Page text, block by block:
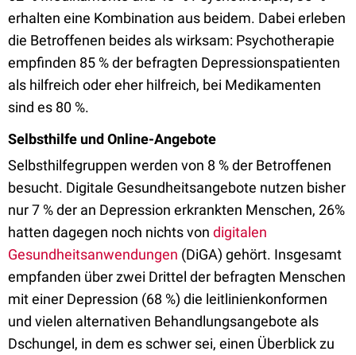
erhalten eine Kombination aus beidem. Dabei erleben
die Betroffenen beides als wirksam: Psychotherapie
empfinden 85 % der befragten Depressionspatienten
als hilfreich oder eher hilfreich, bei Medikamenten
sind es 80 %.
Selbsthilfe und Online-Angebote
Selbsthilfegruppen werden von 8 % der Betroffenen
besucht. Digitale Gesundheitsangebote nutzen bisher
nur 7 % der an Depression erkrankten Menschen, 26%
hatten dagegen noch nichts von digitalen
Gesundheitsanwendungen (DiGA) gehört. Insgesamt
empfanden über zwei Drittel der befragten Menschen
mit einer Depression (68 %) die leitlinienkonformen
und vielen alternativen Behandlungsangebote als
Dschungel, in dem es schwer sei, einen Überblick zu